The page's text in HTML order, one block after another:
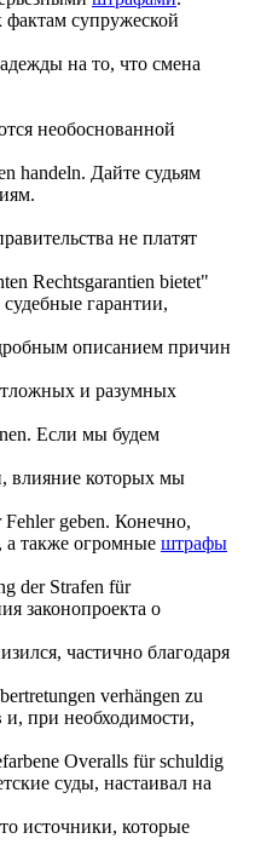
фактам супружеской
на то, что смена
необоснованной
handeln. Дайте судьям
не платят
Rechtsgarantien bietet"
гарантии,
описанием причин
и разумных
Если мы будем
влияние которых мы
Fehler geben. Конечно,
а также огромные штрафы
der Strafen für
законопроекта о
частично благодаря
verhängen zu
и, при необходимости,
Overalls für schuldig
суды, настаивал на
источники, которые